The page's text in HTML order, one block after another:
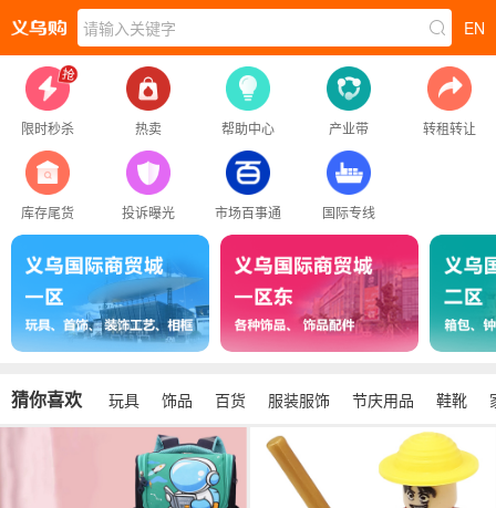
请输入关键字 EN
限时秒杀
库存尾货
热卖
投诉曝光
帮助中心
市场百事通
产业带
国际专线
转租转让
猜你喜欢 玩具 饰品 百货 服装服饰 节庆用品 鞋靴